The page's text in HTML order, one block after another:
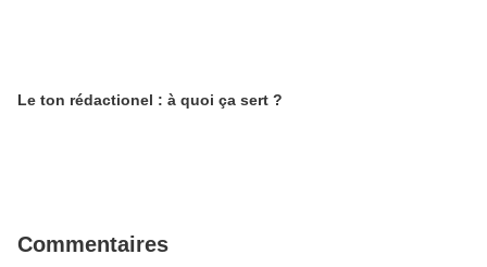
Le ton rédactionel : à quoi ça sert ?
Commentaires